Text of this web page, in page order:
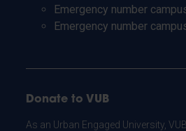
Emergency number
Emergency number
Donate to VUB
As an Urban Engaged University,